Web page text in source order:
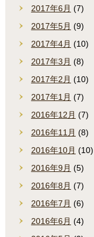
2017年6月 (7)
2017年5月 (9)
2017年4月 (10)
2017年3月 (8)
2017年2月 (10)
2017年1月 (7)
2016年12月 (7)
2016年11月 (8)
2016年10月 (10)
2016年9月 (5)
2016年8月 (7)
2016年7月 (6)
2016年6月 (4)